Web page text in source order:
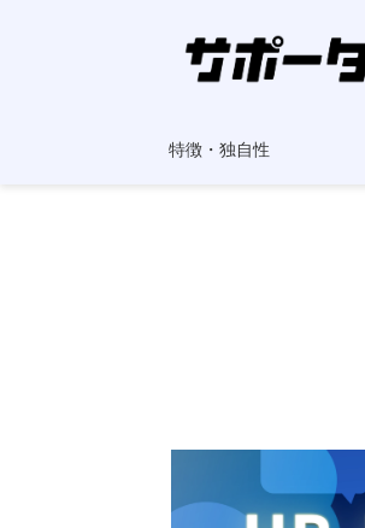
特徴・独自性